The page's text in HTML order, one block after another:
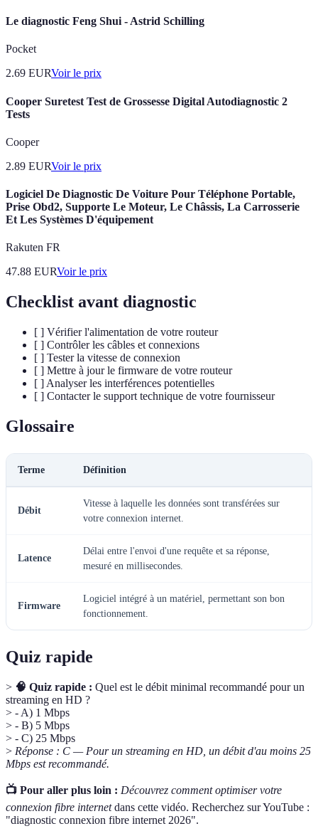
Le diagnostic Feng Shui - Astrid Schilling
Pocket
2.69 EURVoir le prix
Cooper Suretest Test de Grossesse Digital Autodiagnostic 2
Tests
Cooper
2.89 EURVoir le prix
Logiciel De Diagnostic De Voiture Pour Téléphone Portable,
Prise Obd2, Supporte Le Moteur, Le Châssis, La Carrosserie
Et Les Systèmes D'équipement
Rakuten FR
47.88 EURVoir le prix
Checklist avant diagnostic
[ ] Vérifier l'alimentation de votre routeur
[ ] Contrôler les câbles et connexions
[ ] Tester la vitesse de connexion
[ ] Mettre à jour le firmware de votre routeur
[ ] Analyser les interférences potentielles
[ ] Contacter le support technique de votre fournisseur
Glossaire
Terme Définition
Débit
Vitesse à laquelle les données sont transférées sur
votre connexion internet.
Latence
Délai entre l'envoi d'une requête et sa réponse,
mesuré en millisecondes.
Firmware
Logiciel intégré à un matériel, permettant son bon
fonctionnement.
Quiz rapide
> 🧠 Quiz rapide : Quel est le débit minimal recommandé pour un
streaming en HD ?
> - A) 1 Mbps
> - B) 5 Mbps
> - C) 25 Mbps
> Réponse : C — Pour un streaming en HD, un débit d'au moins 25
Mbps est recommandé.
📺 Pour aller plus loin : Découvrez comment optimiser votre
connexion fibre internetdans cette vidéo. Recherchez sur YouTube :
"diagnostic connexion fibre internet 2026".